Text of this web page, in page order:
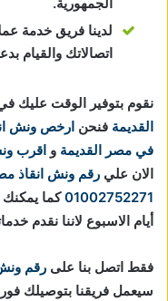
الجمهورية.
اتصالاتك والقيام
نقوم بتوفير الوقت عليك
القديمة فنحن ارخص ونش
في مصر القديمة و اقرب
الان علي رقم ونش انقاذ
01002752271كما
أيام الاسبوع لاننا نقدم خدماتنا 24 ساعة 7 ايام بالاسبوع
فقط اتصل بنا على رقم
سيعمل فريقنا بتوصيلك